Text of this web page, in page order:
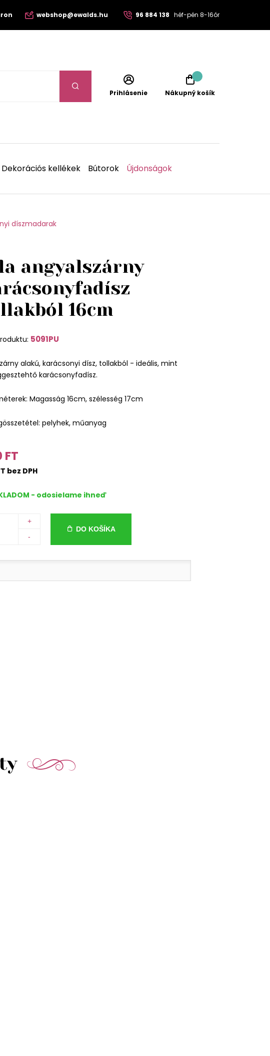
webshop@ewalds.hu 96 884 138 héf-pén 8-16ór
Prihlásenie Nákupný košík
Dekorációs kellékek Bútorok Újdonságok
díszmadarak
angyalszárny
16cm
5091PU
alakú, karácsonyi dísz, tollakból - ideális, mint
karácsonyfadísz.
Magasság 16cm, szélesség 17cm
pelyhek, műanyag
FT
bez DPH
- odosielame ihneď
+
-
DO KOŠÍKA